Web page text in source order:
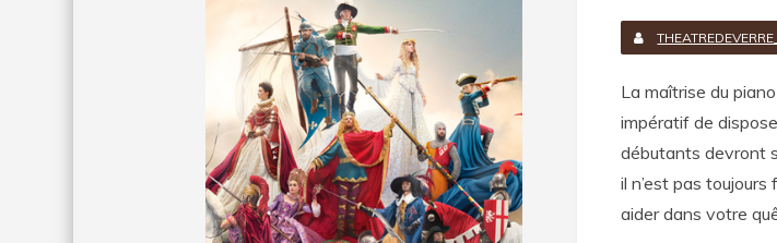
La maîtrise du
impératif de
débutants devront
il n’est pas
aider dans votre